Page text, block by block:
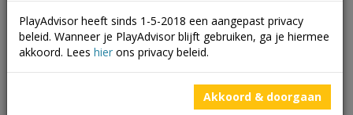
PlayAdvisor heeft sinds 1-5-2018 een aangepast privacy
beleid. Wanneer je PlayAdvisor blijft gebruiken, ga je hiermee
akkoord. Lees hier ons privacy beleid.
Akkoord & doorgaan